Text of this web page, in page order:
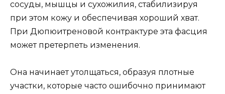
сосуды, мышцы и сухожилия, стабилизируя
при этом кожу и обеспечивая хороший хват.
При Дюпюитреновой контрактуре эта фасция
может претерпеть изменения.
Она начинает утолщаться, образуя плотные
участки, которые часто ошибочно принимают